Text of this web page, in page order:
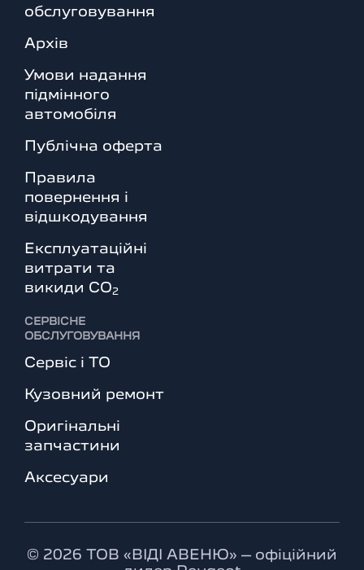
обслуговування
Архів
Умови надання
підмінного
автомобіля
Публічна оферта
Правила
повернення і
відшкодування
Експлуатаційні
витрати та
викиди СО2
СЕРВІСНЕ
ОБСЛУГОВУВАННЯ
Сервіс і ТО
Кузовний ремонт
Оригінальні
запчастини
Аксесуари
© 2026 ТОВ «ВІДІ АВЕНЮ» – офіційний